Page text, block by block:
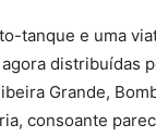
tanque e uma
distribuídas
Grande,
consoante